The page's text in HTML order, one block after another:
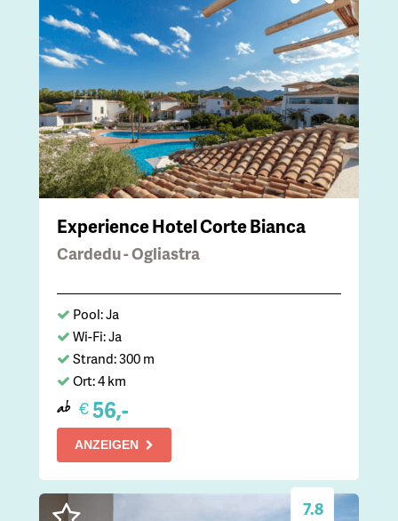
Experience Hotel Corte Bianca
Cardedu - Ogliastra
Pool: Ja
Wi-Fi: Ja
Strand: 300 m
Ort: 4 km
ab €56,-
ANZEIGEN
7.8